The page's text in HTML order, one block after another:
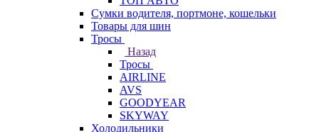
Сумки водителя, портмоне, кошельки
Товары для шин
Тросы
Назад
Тросы
AIRLINE
AVS
GOODYEAR
SKYWAY
Холодильники